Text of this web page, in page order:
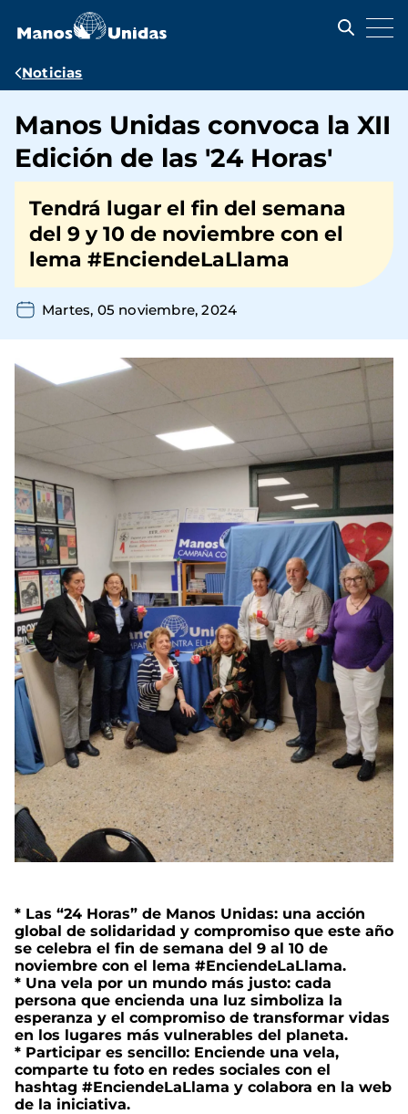
contenido
Ruta
navegación
Noticias
Manos Unidas convoca la XII
Edición de las '24 Horas'
Tendrá lugar el fin del semana
del 9 y 10 de noviembre con el
lema #EnciendeLaLlama
Martes, 05 noviembre, 2024
* Las “24 Horas” de Manos Unidas: una acción
global de solidaridad y compromiso que este año
se celebra el fin de semana del 9 al 10 de
noviembre con el lema #EnciendeLaLlama.
* Una vela por un mundo más justo: cada
persona que encienda una luz simboliza la
esperanza y el compromiso de transformar vidas
en los lugares más vulnerables del planeta.
* Participar es sencillo: Enciende una vela,
comparte tu foto en redes sociales con el
hashtag #EnciendeLaLlama y colabora en la web
de la iniciativa.